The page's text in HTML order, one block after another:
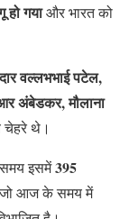
हो गयाऔर भारत को
वल्लभभाई पटेल,
अंबेडकर, मौलाना
थे।
समय इसमें395
जो आज के समय में